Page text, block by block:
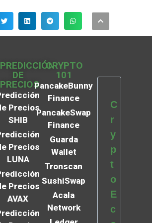
PREDICCIÓN
DE
PRECIOS
Precios
SHIB
Precios
LUNA
Precios
AVAX
CRYPTO
101
PancakeBunny
Finance
PancakeSwap
Finance
Guarda
Wallet
Tronscan
SushiSwap
Acala
Network
C
r
y
p
t
o
E
c